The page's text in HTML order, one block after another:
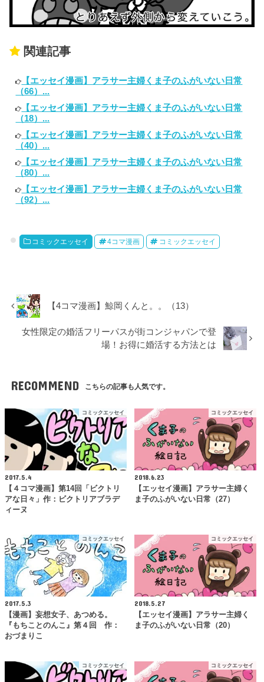
関連記事
【エッセイ漫画】アラサー主婦くま子のふがいない日常
（66）...
【エッセイ漫画】アラサー主婦くま子のふがいない日常
（18）...
【エッセイ漫画】アラサー主婦くま子のふがいない日常
（40）...
【エッセイ漫画】アラサー主婦くま子のふがいない日常
（80）...
【エッセイ漫画】アラサー主婦くま子のふがいない日常
（92）...
コミックエッセイ 4コマ漫画 コミックエッセイ
【4コマ漫画】鯨岡くんと。。（13）
女性限定の婚活フリーパスが街コンジャパンで登
場！お得に婚活する方法とは
RECOMMEND こちらの記事も人気です。
コミックエッセイ
2017.5.4
【４コマ漫画】第14回「ビクトリ
アな日々」作：ビクトリアブラデ
ィーヌ
コミックエッセイ
2018.6.23
【エッセイ漫画】アラサー主婦く
ま子のふがいない日常（27）
コミックエッセイ
2017.5.3
【漫画】妄想女子、あつめる。
『もちことのんこ』第４回 作：
おづまりこ
コミックエッセイ
2018.5.27
【エッセイ漫画】アラサー主婦く
ま子のふがいない日常（20）
コミックエッセイ コミックエッセイ